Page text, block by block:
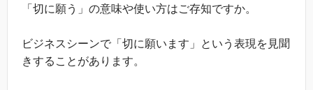
「切に願う」の意味や使い方はご存知ですか。
ビジネスシーンで「切に願います」という表現を見聞
きすることがあります。